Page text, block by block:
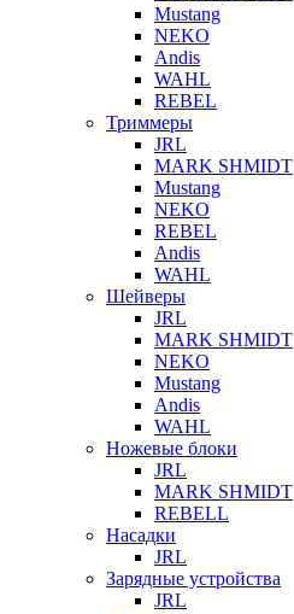
Mustang
NEKO
Andis
WAHL
REBEL
Триммеры
JRL
MARK SHMIDT
Mustang
NEKO
REBEL
Andis
WAHL
Шейверы
JRL
MARK SHMIDT
NEKO
Mustang
Andis
WAHL
Ножевые блоки
JRL
MARK SHMIDT
REBELL
Насадки
JRL
Зарядные устройства
JRL